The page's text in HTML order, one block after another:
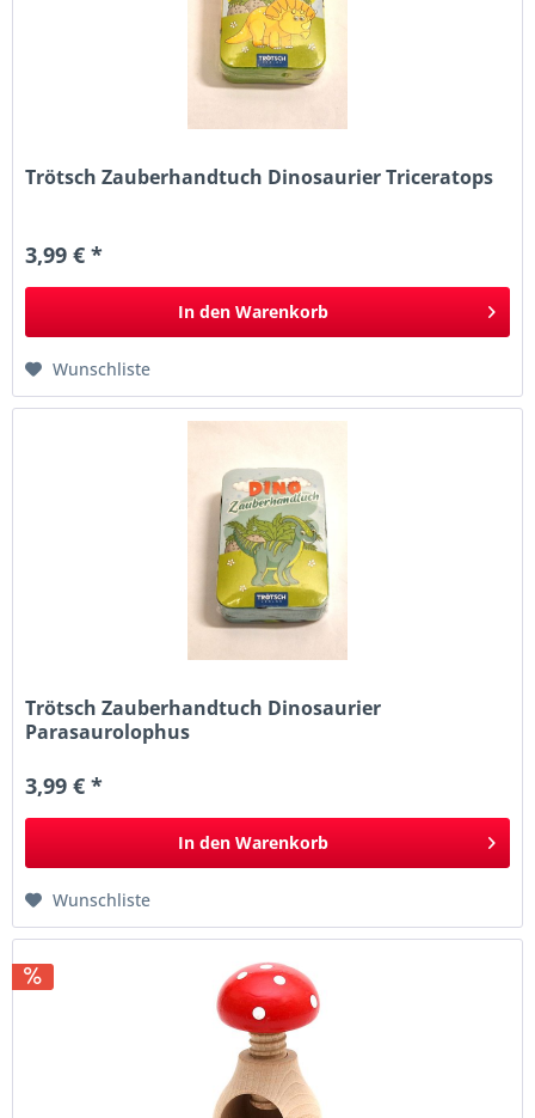
Trötsch Zauberhandtuch Dinosaurier Triceratops
3,99 € *
In den Warenkorb
Wunschliste
Trötsch Zauberhandtuch Dinosaurier
Parasaurolophus
3,99 € *
In den Warenkorb
Wunschliste